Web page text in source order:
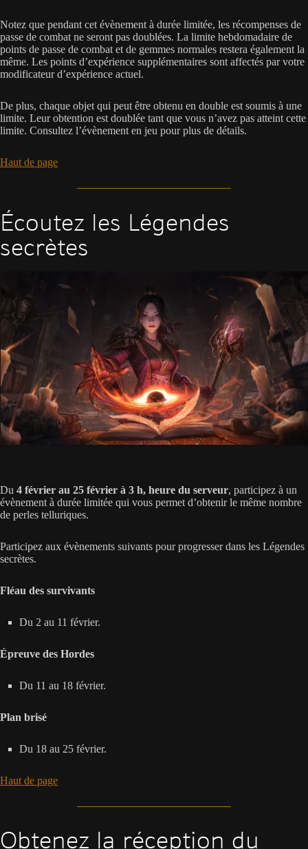
Notez que pendant cet évènement à durée limitée, les récompenses de
passe de combat ne seront pas doublées. La limite hebdomadaire de
points de passe de combat et de gemmes normales restera également la
même. Les points d’expérience supplémentaires sont affectés par votre
modificateur d’expérience actuel.
De plus, chaque objet qui peut être obtenu en double est soumis à une
limite. Leur obtention est doublée tant que vous n’avez pas atteint cette
limite. Consultez l’évènement en jeu pour plus de détails.
Haut de page
Écoutez les Légendes
secrètes
Du 4 février au 25 février à 3 h, heure du serveur, participez à un
évènement à durée limitée qui vous permet d’obtenir le même nombre
de perles telluriques.
Participez aux évènements suivants pour progresser dans les Légendes
secrètes.
Fléau des survivants
Du 2 au 11 février.
Épreuve des Hordes
Du 11 au 18 février.
Plan brisé
Du 18 au 25 février.
Haut de page
Obtenez la réception du